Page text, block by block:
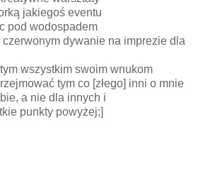
jakiegoś eventu
pod wodospadem
dywanie na imprezie dla
wszystkim swoim wnukom
tym co [złego] inni o mnie
a nie dla innych i
punkty powyżej;]